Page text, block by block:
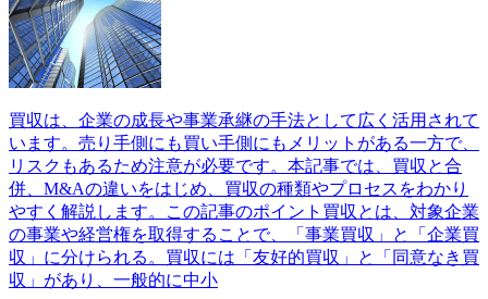
買収は、企業の成長や事業承継の手法として広く活用されて
います。売り手側にも買い手側にもメリットがある一方で、
リスクもあるため注意が必要です。本記事では、買収と合
併、M&Aの違いをはじめ、買収の種類やプロセスをわかり
やすく解説します。この記事のポイント買収とは、対象企業
の事業や経営権を取得することで、「事業買収」と「企業買
収」に分けられる。買収には「友好的買収」と「同意なき買
収」があり、一般的に中小